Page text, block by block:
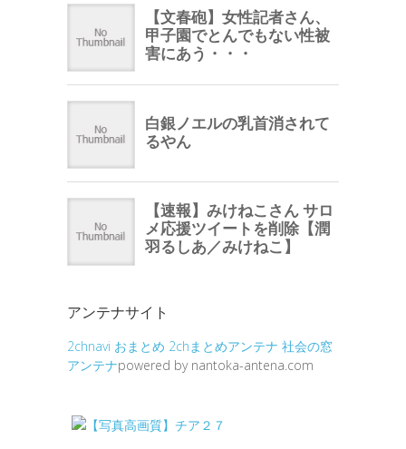
アンテナサイト
2chnavi おまとめ 2chまとめアンテナ 社会の窓
アンテナpowered by nantoka-antena.com